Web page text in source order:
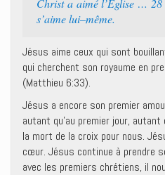
Christ a aimé l’Eglise …
s’aime lui–même.
Jésus aime ceux qui sont
qui cherchent son royaume en
(Matthieu 6:33).
Jésus a encore son premier
autant qu’au premier jour, autant
la mort de la croix pour nous.
cœur. Jésus continue à prendre
avec les premiers chrétiens, il